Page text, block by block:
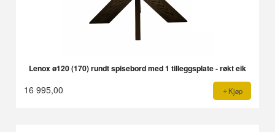
Lenox ø120 (170) rundt spisebord med 1 tilleggsplate - røkt eik
16 995,00 Kjøp